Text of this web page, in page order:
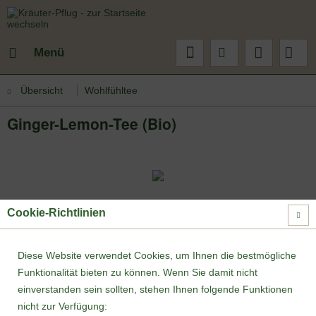
Menü
Übersicht Wohlfühltee
Ginger-Lemon-Tee (Bio)
Cookie-Richtlinien
Diese Website verwendet Cookies, um Ihnen die bestmögliche
Funktionalität bieten zu können. Wenn Sie damit nicht
einverstanden sein sollten, stehen Ihnen folgende Funktionen
nicht zur Verfügung: